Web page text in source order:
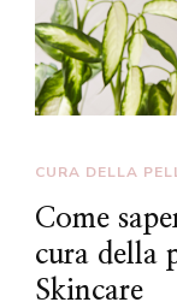
CURA DELLA
Come
cura della
Skincare